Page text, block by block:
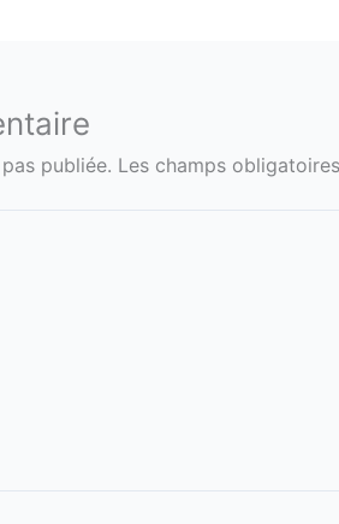
publiée. Les champs